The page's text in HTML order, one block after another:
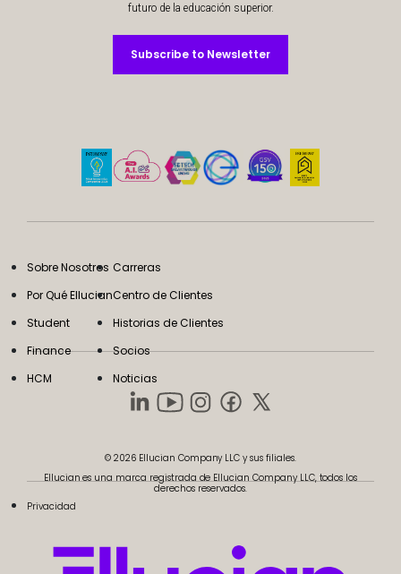
futuro de la educación superior.
Subscribe to Newsletter
Subscribe to Newsletter
Sobre Nosotros
Por Qué Ellucian
Student
Finance
HCM
Carreras
Centro de Clientes
Historias de Clientes
Socios
Noticias
© 2026 Ellucian Company LLC y sus filiales.
Ellucian es una marca registrada de Ellucian Company LLC, todos los
derechos reservados.
Privacidad